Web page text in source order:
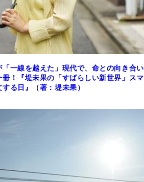
「一線を越えた」現代で、命との向き合い
！『堤未果の「すばらしい新世界」スマ
る日』（著：堤未果）